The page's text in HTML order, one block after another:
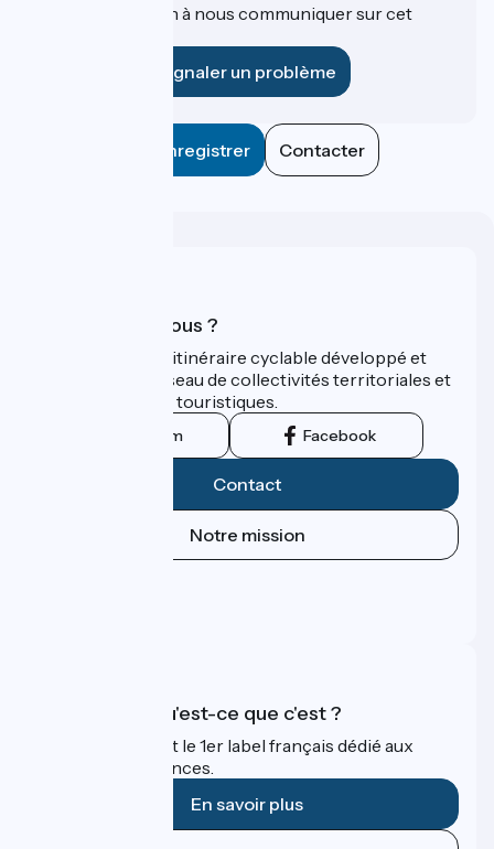
Une information à nous communiquer sur cet
Signaler un problème
Enregistrer Contacter
Qui sommes-nous ?
ViaRhôna est un itinéraire cyclable développé et
promu par un réseau de collectivités territoriales et
leurs institutions touristiques.
Instagram Facebook
Contact
Notre mission
Accueil Vélo qu'est-ce que c'est ?
Accueil Vélo c'est le 1er label français dédié aux
cyclistes en vacances.
En savoir plus